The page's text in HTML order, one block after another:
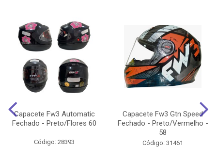
Capacete Fw3 Automatic
Fechado - Preto/Flores 60
Código: 28393
Capacete Fw3 Gtn Speed
Fechado - Preto/Vermelho -
58
Código: 31461